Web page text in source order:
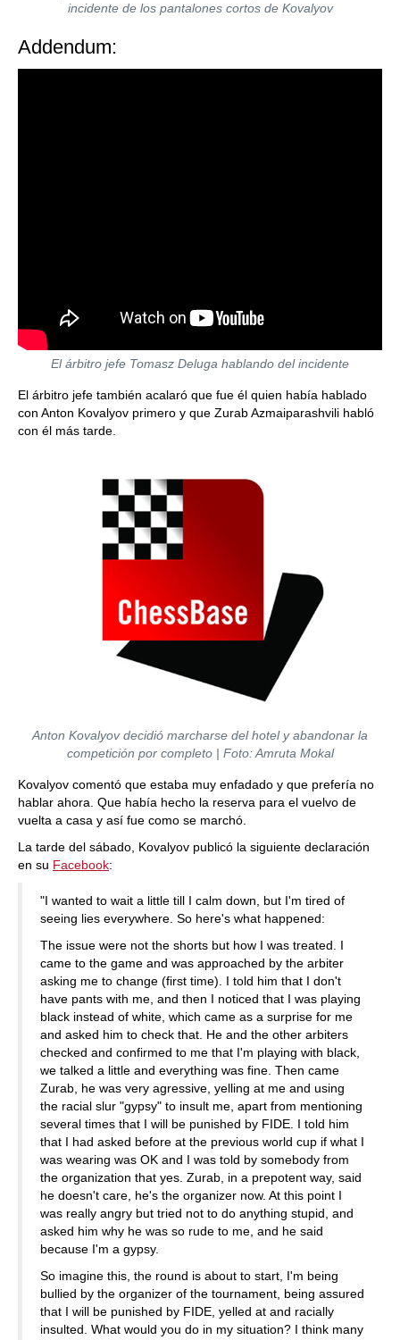
incidente de los pantalones cortos de Kovalyov
Addendum:
El árbitro jefe Tomasz Deluga hablando del incidente
El árbitro jefe también acalaró que fue él quien había hablado
con Anton Kovalyov primero y que Zurab Azmaiparashvili habló
con él más tarde.
Anton Kovalyov decidió marcharse del hotel y abandonar la
competición por completo | Foto: Amruta Mokal
Kovalyov comentó que estaba muy enfadado y que prefería no
hablar ahora. Que había hecho la reserva para el vuelvo de
vuelta a casa y así fue como se marchó.
La tarde del sábado, Kovalyov publicó la siguiente declaración
en su Facebook:
"I wanted to wait a little till I calm down, but I'm tired of
seeing lies everywhere. So here's what happened:
The issue were not the shorts but how I was treated. I
came to the game and was approached by the arbiter
asking me to change (first time). I told him that I don't
have pants with me, and then I noticed that I was playing
black instead of white, which came as a surprise for me
and asked him to check that. He and the other arbiters
checked and confirmed to me that I'm playing with black,
we talked a little and everything was fine. Then came
Zurab, he was very agressive, yelling at me and using
the racial slur "gypsy" to insult me, apart from mentioning
several times that I will be punished by FIDE. I told him
that I had asked before at the previous world cup if what I
was wearing was OK and I was told by somebody from
the organization that yes. Zurab, in a prepotent way, said
he doesn't care, he's the organizer now. At this point I
was really angry but tried not to do anything stupid, and
asked him why he was so rude to me, and he said
because I'm a gypsy.
So imagine this, the round is about to start, I'm being
bullied by the organizer of the tournament, being assured
that I will be punished by FIDE, yelled at and racially
insulted. What would you do in my situation? I think many